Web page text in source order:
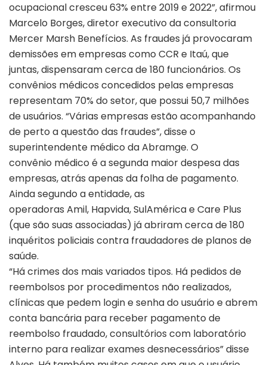
ocupacional cresceu 63% entre 2019 e 2022”, afirmou
Marcelo Borges, diretor executivo da consultoria
Mercer Marsh Benefícios. As fraudes já provocaram
demissões em empresas como CCR e Itaú, que
juntas, dispensaram cerca de 180 funcionários. Os
convênios médicos concedidos pelas empresas
representam 70% do setor, que possui 50,7 milhões
de usuários. “Várias empresas estão acompanhando
de perto a questão das fraudes”, disse o
superintendente médico da Abramge. O
convênio médico é a segunda maior despesa das
empresas, atrás apenas da folha de pagamento.
Ainda segundo a entidade, as
operadoras Amil, Hapvida, SulAmérica e Care Plus
(que são suas associadas) já abriram cerca de 180
inquéritos policiais contra fraudadores de planos de
saúde.
“Há crimes dos mais variados tipos. Há pedidos de
reembolsos por procedimentos não realizados,
clínicas que pedem login e senha do usuário e abrem
conta bancária para receber pagamento de
reembolso fraudado, consultórios com laboratório
interno para realizar exames desnecessários” disse